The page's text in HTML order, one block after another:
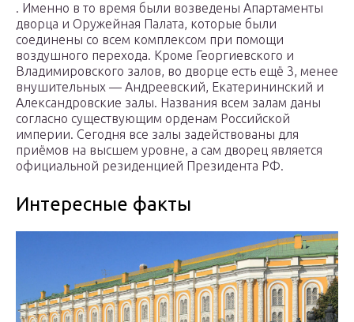
. Именно в то время были возведены Апартаменты
дворца и Оружейная Палата, которые были
соединены со всем комплексом при помощи
воздушного перехода. Кроме Георгиевского и
Владимировского залов, во дворце есть ещё 3, менее
внушительных — Андреевский, Екатерининский и
Александровские залы. Названия всем залам даны
согласно существующим орденам Российской
империи. Сегодня все залы задействованы для
приёмов на высшем уровне, а сам дворец является
официальной резиденцией Президента РФ.
Интересные факты